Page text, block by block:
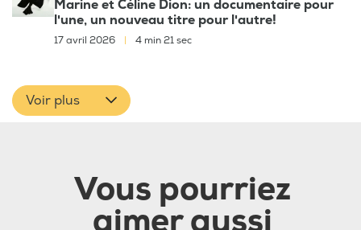
Marine et Céline Dion: un documentaire pour
l'une, un nouveau titre pour l'autre!
17 avril 2026 | 4 min 21 sec
Voir plus
Vous pourriez
aimer aussi